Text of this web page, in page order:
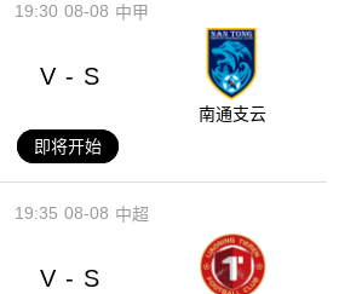
08-08
19:30 中甲
V - S
南通支云
即将开始
08-08
19:35 中超
V - S